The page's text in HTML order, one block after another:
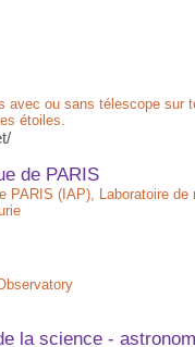
avec ou sans télescope sur
étoiles.
de PARIS
(IAP), Laboratoire de
la science -